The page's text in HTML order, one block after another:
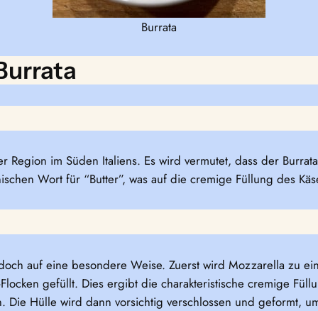
Burrata
im Süden Italiens. Es wird vermutet, dass der
Wort für “Butter”, was auf die cremige Füllung des
auf eine besondere Weise. Zuerst wird Mozzarella zu
gefüllt. Dies ergibt die charakteristische cremige
Die Hülle wird dann vorsichtig verschlossen und geformt,